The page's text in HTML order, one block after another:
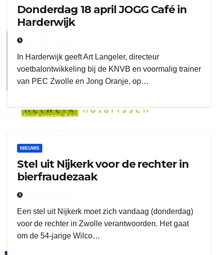
delangekortland
download onzze App
Donderdag 18 april JOGG Café in
Harderwijk
In Harderwijk geeft Art Langeler, directeur
voetbalontwikkeling bij de KNVB en voormalig trainer
van PEC Zwolle en Jong Oranje, op…
NIEUWS
Stel uit Nijkerk voor de rechter in
bierfraudezaak
Een stel uit Nijkerk moet zich vandaag (donderdag)
voor de rechter in Zwolle verantwoorden. Het gaat
om de 54-jarige Wilco…